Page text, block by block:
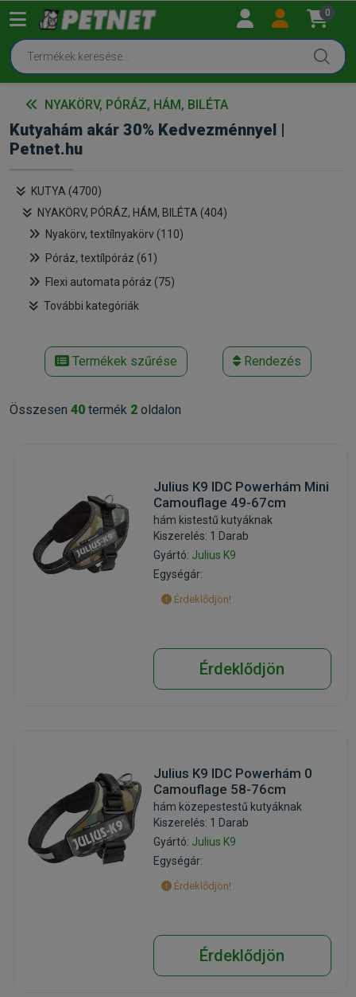
0
NYAKÖRV, PÓRÁZ, HÁM, BILÉTA
Kutyahám akár 30% Kedvezménnyel |
Petnet.hu
KUTYA (4700)
NYAKÖRV, PÓRÁZ, HÁM, BILÉTA (404)
Nyakörv, textílnyakörv (110)
Póráz, textílpóráz (61)
Flexi automata póráz (75)
További kategóriák
Termékek szűrése Rendezés
Összesen 40 termék 2 oldalon
Julius K9 IDC Powerhám Mini
Camouflage 49-67cm
hám kistestű kutyáknak
Kiszerelés: 1 Darab
Gyártó: Julius K9
Egységár:
Érdeklődjön!
Érdeklődjön
Julius K9 IDC Powerhám 0
Camouflage 58-76cm
hám közepestestű kutyáknak
Kiszerelés: 1 Darab
Gyártó: Julius K9
Egységár:
Érdeklődjön!
Érdeklődjön